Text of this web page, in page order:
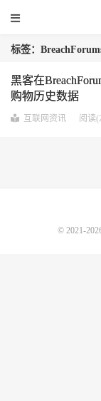
标签：
黑客在
购物历史数据
互联网资讯 阅读
© 2021-